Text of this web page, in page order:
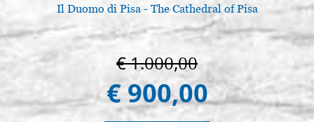
Il Duomo di Pisa - The Cathedral of Pisa
€ 1.000,00
€ 900,00